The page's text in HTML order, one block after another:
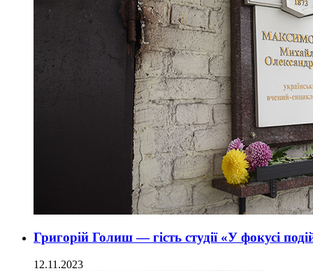
Григорій Голиш — гість студії «У фокусі
12.11.2023